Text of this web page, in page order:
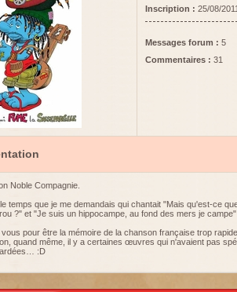
Inscription : 25/08/
Messages forum : 5
Commentaires : 31
Noble Compagnie.
temps que je me demandais qui chantait "Mais qu'est-ce
?" et "Je suis un hippocampe, au fond des mers je
vous pour être la mémoire de la chanson française trop
quand même, il y a certaines œuvres qui n'avaient pas
:D